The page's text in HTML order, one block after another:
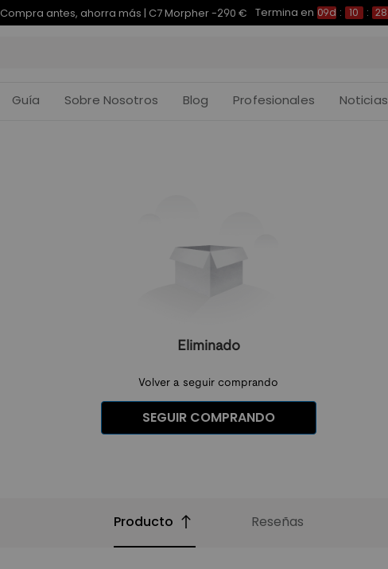
Compra antes, ahorra más | C7 Morpher -290 € Termina en 09d : 10 : 28
Guía Sobre Nosotros Blog Profesionales Noticias
Eliminado
Volver a seguir comprando
SEGUIR COMPRANDO
Producto Reseñas